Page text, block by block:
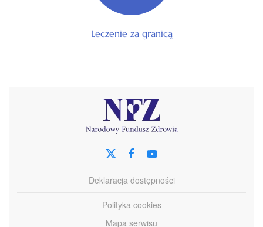
Leczenie za granicą
Deklaracja dostępności
Polityka cookies
Mapa serwisu